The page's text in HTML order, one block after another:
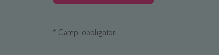
* Campi obbligatori